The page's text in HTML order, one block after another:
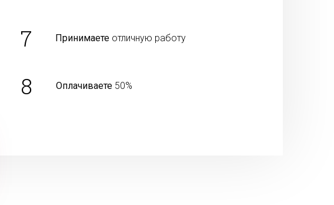
7 Принимаетеотличную работу
8 Оплачиваете50%